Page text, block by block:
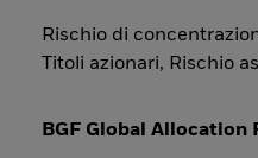
Rischio di
Titoli azionari, Rischio
BGF Global Allocation